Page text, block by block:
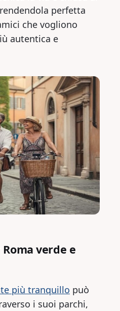
perfetta
che vogliono
autentica e
verde e
più tranquillo può
i suoi parchi,